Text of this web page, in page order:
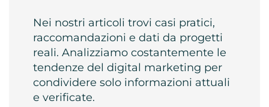
Nei nostri articoli trovi casi pratici,
raccomandazioni e dati da progetti
reali. Analizziamo costantemente le
tendenze del digital marketing per
condividere solo informazioni attuali
e verificate.